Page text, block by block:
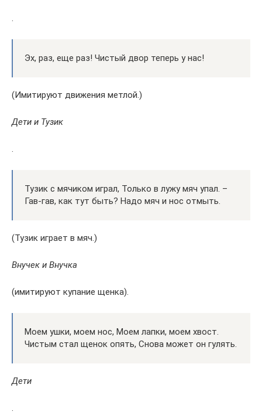
.
Эх, раз, еще раз! Чистый двор теперь у нас!
(Имитируют движения метлой.)
Дети и Тузик
.
Тузик с мячиком играл, Только в лужу мяч упал. –
Гав-гав, как тут быть? Надо мяч и нос отмыть.
(Тузик играет в мяч.)
Внучек и Внучка
(имитируют купание щенка).
Моем ушки, моем нос, Моем лапки, моем хвост.
Чистым стал щенок опять, Снова может он гулять.
Дети
.